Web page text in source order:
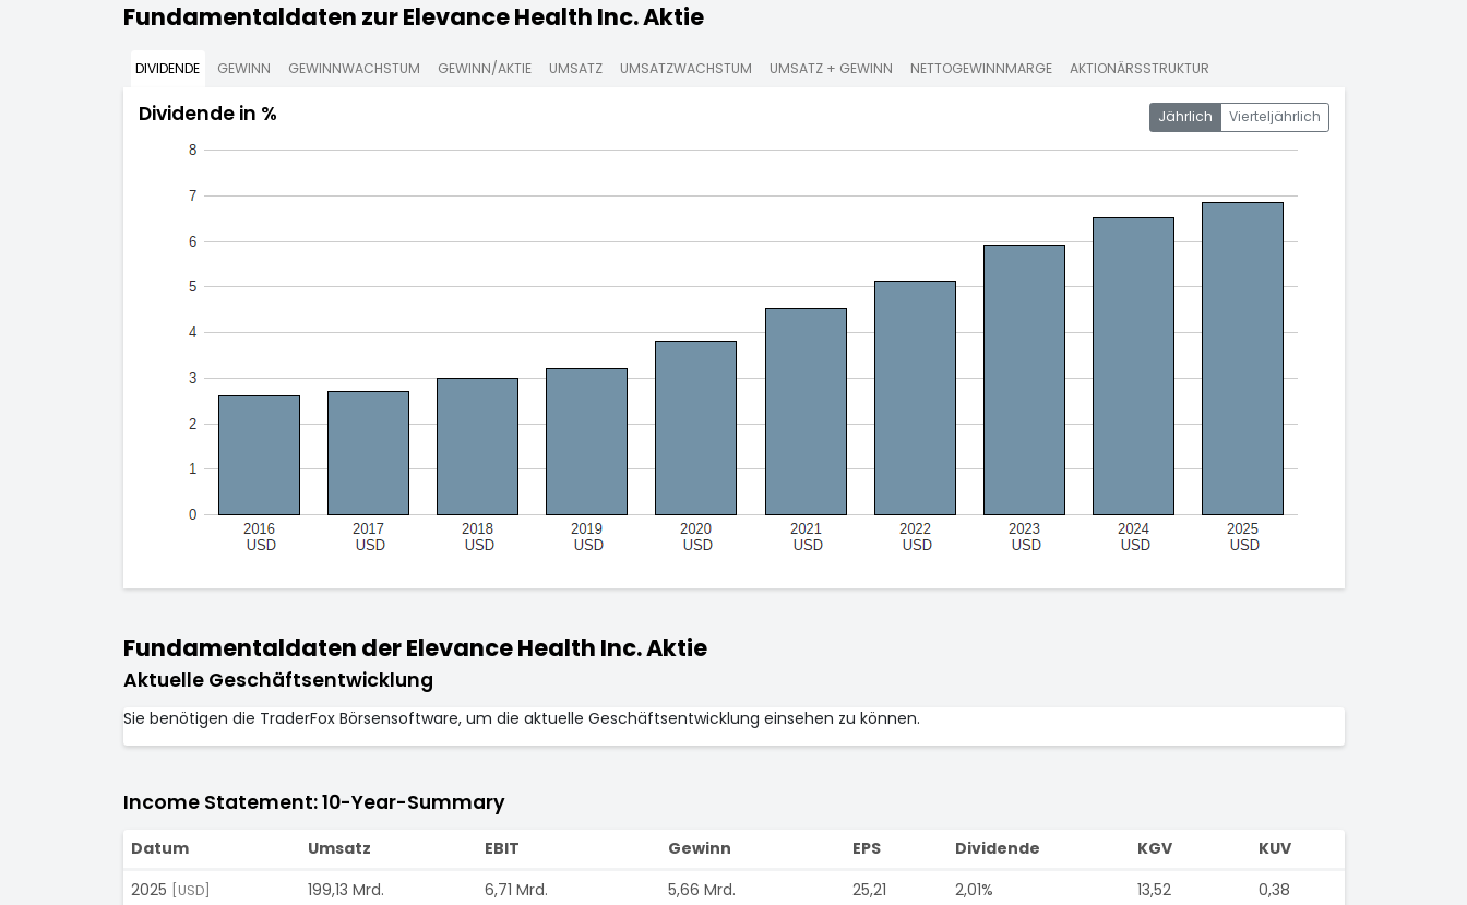
Fundamentaldaten zur Elevance Health Inc. Aktie
DIVIDENDE GEWINN GEWINNWACHSTUM GEWINN/AKTIE UMSATZ UMSATZWACHSTUM UMSATZ + GEWINN NETTOGEWINNMARGE AKTIONÄRSSTRUKTUR
Dividende in % Jährlich Vierteljährlich
Fundamentaldaten der Elevance Health Inc. Aktie
Aktuelle Geschäftsentwicklung
Sie benötigen die TraderFox Börsensoftware, um die aktuelle Geschäftsentwicklung einsehen zu können.
Income Statement: 10-Year-Summary
Datum Umsatz EBIT Gewinn EPS Dividende KGV
KUV
2025
[USD] 199,13 Mrd. 6,71 Mrd. 5,66 Mrd. 25,21 2,01% 13,52
0,38